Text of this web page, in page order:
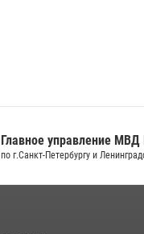
Главное управление МВД
по г.Санкт-Петербургу и